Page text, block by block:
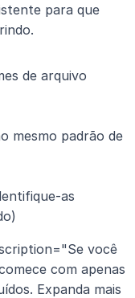
para que
de arquivo
mesmo padrão de
as
você
com apenas
Expanda mais